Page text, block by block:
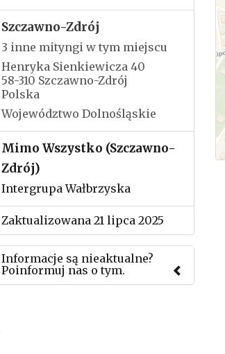
Szczawno-Zdrój
3 inne mityngi w tym miejscu
Henryka Sienkiewicza 40
58-310 Szczawno-Zdrój
Polska
Województwo Dolnośląskie
Mimo Wszystko (Szczawno-
Zdrój)
Intergrupa Wałbrzyska
Zaktualizowana 21 lipca 2025
Informacje są nieaktualne?
Poinformuj nas o tym.